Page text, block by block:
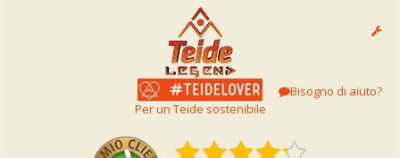
Per un Teide sostenibile
Bisogno di aiuto?